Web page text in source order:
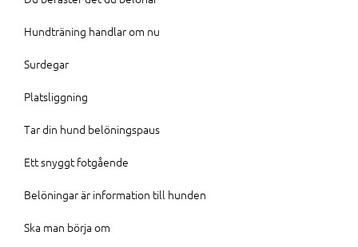
Hundträning handlar om nu
Surdegar
Platsliggning
Tar din hund belöningspaus
Ett snyggt fotgående
Belöningar är information till hunden
Ska man börja om